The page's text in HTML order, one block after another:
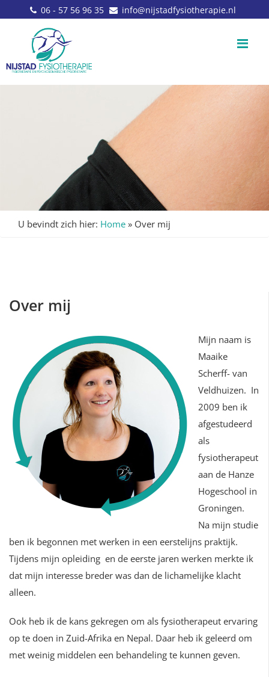
06 - 57 56 96 35 info@nijstadfysiotherapie.nl
U bevindt zich hier: Home » Over mij
Over mij
Mijn naam is
Maaike
Scherff- van
Veldhuizen. In
2009 ben ik
afgestudeerd
als
fysiotherapeut
aan de Hanze
Hogeschool in
Groningen.
Na mijn studie
ben ik begonnen met werken in een eerstelijns praktijk.
Tijdens mijn opleiding en de eerste jaren werken merkte ik
dat mijn interesse breder was dan de lichamelijke klacht
alleen.
Ook heb ik de kans gekregen om als fysiotherapeut ervaring
op te doen in Zuid-Afrika en Nepal. Daar heb ik geleerd om
met weinig middelen een behandeling te kunnen geven.